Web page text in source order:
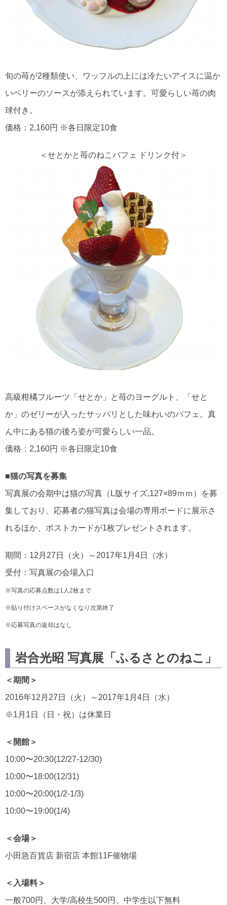
旬の苺が2種類使い、ワッフルの上には冷たいアイスに温か
いベリーのソースが添えられています。可愛らしい苺の肉
球付き。
価格：2,160円 ※各日限定10食
＜せとかと苺のねこパフェ ドリンク付＞
高級柑橘フルーツ「せとか」と苺のヨーグルト、「せと
か」のゼリーが入ったサッパリとした味わいのパフェ。真
ん中にある猫の後ろ姿が可愛らしい一品。
価格：2,160円 ※各日限定10食
■猫の写真を募集
写真展の会期中は猫の写真（L版サイズ,127×89ｍｍ）を募
集しており、応募者の猫写真は会場の専用ボードに展示さ
れるほか、ポストカードが1枚プレゼントされます。
期間：12月27日（火）～2017年1月4日（水）
受付：写真展の会場入口
※写真の応募点数は1人2枚まで
※貼り付けスペースがなくなり次第終了
※応募写真の返却はなし
岩合光昭 写真展「ふるさとのねこ」
＜期間＞
2016年12月27日（火）～2017年1月4日（水）
※1月1日（日・祝）は休業日
＜開館＞
10:00〜20:30(12/27-12/30)
10:00〜18:00(12/31)
10:00〜20:00(1/2-1/3)
10:00〜19:00(1/4)
＜会場＞
小田急百貨店 新宿店 本館11F催物場
＜入場料＞
一般700円、大学/高校生500円、中学生以下無料